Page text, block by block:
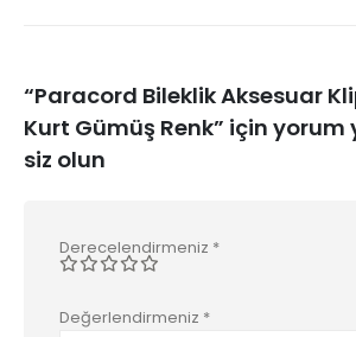
“Paracord Bileklik Aksesuar
Kurt Gümüş Renk” için yorum
siz olun
Derecelendirmeniz *
Değerlendirmeniz *